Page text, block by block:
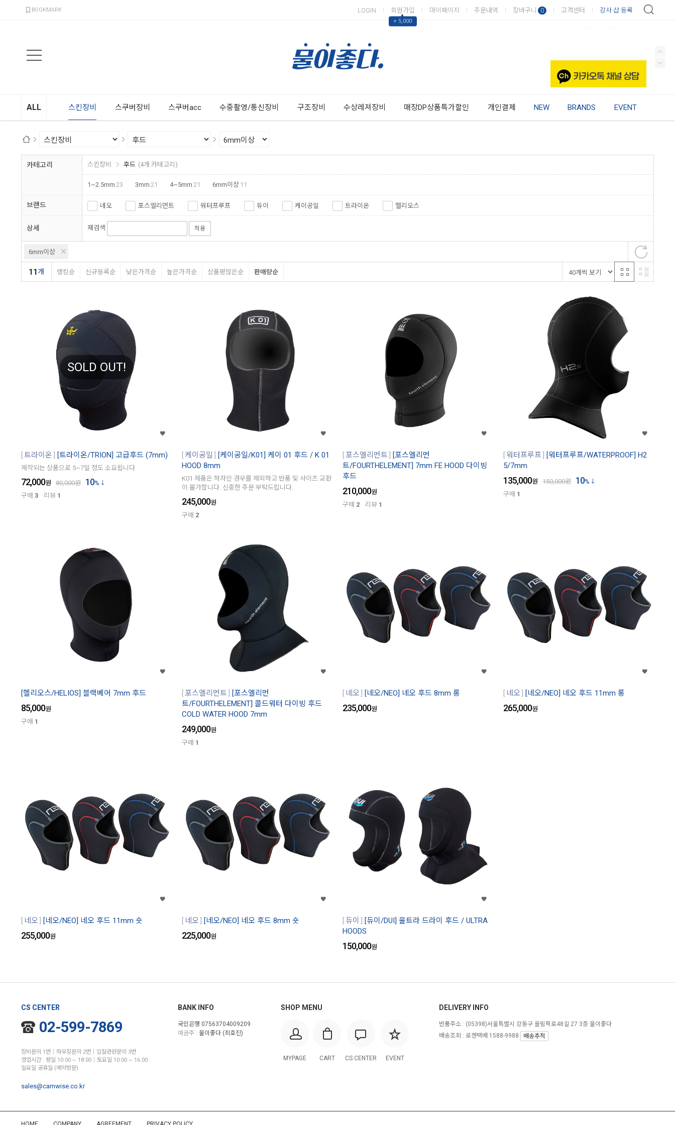
BOOKMARK LOGIN 회원가입
▲
+ 5,000
마이페이지 주문내역 장바구니 0 고객센터 강사·샵 등록
ALL 스킨장비 스쿠버장비 스쿠버acc 수중촬영/통신장비 구조장비 수상레져장비 매장DP상품특가할인 개인결제 NEW BRANDS EVENT
카테고리 스킨장비 후드 (4개 카테고리)
1~2.5mm 23 3mm 21 4~5mm 21 6mm이상 11
브랜드 네오 포스엘리먼트 워터프루프 듀이 케이공일 트라이온 헬리오스
상세 재검색 적용
6mm이상
11개 랭킹순 신규등록순 낮은가격순 높은가격순 상품평많은순 판매량순
SOLD OUT!
트라이온 [트라이온/TRION] 고급후드 (7mm)
제작되는 상품으로 5~7일 정도 소요됩니다.
72,000원 80,000원 10%
구매 3 리뷰 1
케이공일
[케이공일/K01] 케이 01 후드 / K 01
HOOD 8mm
K01 제품은 하자인 경우를 제외하고 반품 및 사이즈 교환
이 불가합니다. 신중한 주문 부탁드립니다.
245,000원
구매 2
포스엘리먼트
[포스엘리먼
트/FOURTHELEMENT] 7mm FE HOOD 다이빙
후드
210,000원
구매 2 리뷰 1
워터프루프
[워터프루프/WATERPROOF] H2
5/7mm
135,000원 150,000원 10%
구매 1
[헬리오스/HELIOS] 블랙베어 7mm 후드
85,000원
구매 1
포스엘리먼트
[포스엘리먼
트/FOURTHELEMENT] 콜드워터 다이빙 후드
COLD WATER HOOD 7mm
249,000원
구매 1
네오 [네오/NEO] 네오 후드 8mm 롱
235,000원
네오 [네오/NEO] 네오 후드 11mm 롱
265,000원
네오 [네오/NEO] 네오 후드 11mm 숏
255,000원
네오 [네오/NEO] 네오 후드 8mm 숏
225,000원
듀이
[듀이/DUI] 울트라 드라이 후드 / ULTRA
HOODS
150,000원
CS CENTER
02-599-7869
장비문의 1번│하우징문의 2번│입찰관련문의 3번
영업시간 : 평일 10:00 ~ 18:00│토요일 10:00 ~ 16:00
일요일 공휴일 (예약방문)
sales@camwise.co.kr
BANK INFO
국민은행 07563704009209
예금주 : 물이좋다 (최호진)
SHOP MENU
MYPAGE CART CS CENTER EVENT
DELIVERY INFO
반품주소 : (05398)서울특별시 강동구 올림픽로48길 27 3층 물이좋다
배송조회 : 로젠택배 1588-9988
배송추적